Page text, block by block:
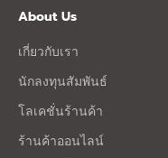
About Us
เกี่ยวกับเรา
นักลงทุนสัมพันธ์
โลเคชั่นร้านค้า
ร้านค้าออนไลน์